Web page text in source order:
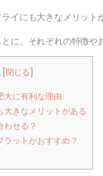
イにも大きなメリッ
に、それぞれの特徴や
閉じる
大に有利な理由
大きなメリットがある
せる？
ットがおすすめ？